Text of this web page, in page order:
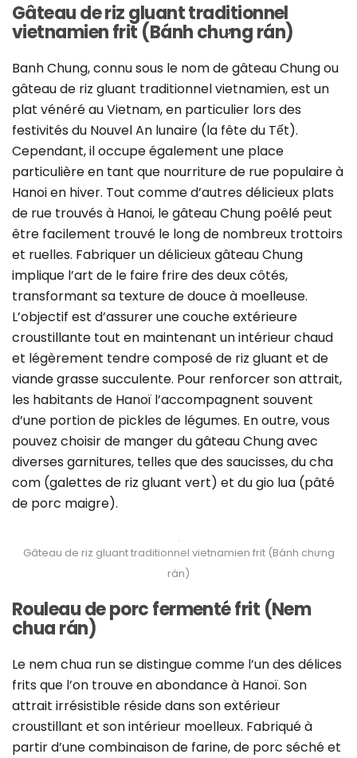
Gâteau de riz gluant traditionnel
vietnamien frit (Bánh chưng rán)
Banh Chung, connu sous le nom de gâteau Chung ou
gâteau de riz gluant traditionnel vietnamien, est un
plat vénéré au Vietnam, en particulier lors des
festivités du Nouvel An lunaire (la fête du Tết).
Cependant, il occupe également une place
particulière en tant que nourriture de rue populaire à
Hanoi en hiver. Tout comme d’autres délicieux plats
de rue trouvés à Hanoi, le gâteau Chung poêlé peut
être facilement trouvé le long de nombreux trottoirs
et ruelles. Fabriquer un délicieux gâteau Chung
implique l’art de le faire frire des deux côtés,
transformant sa texture de douce à moelleuse.
L’objectif est d’assurer une couche extérieure
croustillante tout en maintenant un intérieur chaud
et légèrement tendre composé de riz gluant et de
viande grasse succulente. Pour renforcer son attrait,
les habitants de Hanoï l’accompagnent souvent
d’une portion de pickles de légumes. En outre, vous
pouvez choisir de manger du gâteau Chung avec
diverses garnitures, telles que des saucisses, du cha
com (galettes de riz gluant vert) et du gio lua (pâté
de porc maigre).
Gâteau de riz gluant traditionnel vietnamien frit (Bánh chưng
rán)
Rouleau de porc fermenté frit (Nem
chua rán)
Le nem chua run se distingue comme l’un des délices
frits que l’on trouve en abondance à Hanoï. Son
attrait irrésistible réside dans son extérieur
croustillant et son intérieur moelleux. Fabriqué à
partir d’une combinaison de farine, de porc séché et